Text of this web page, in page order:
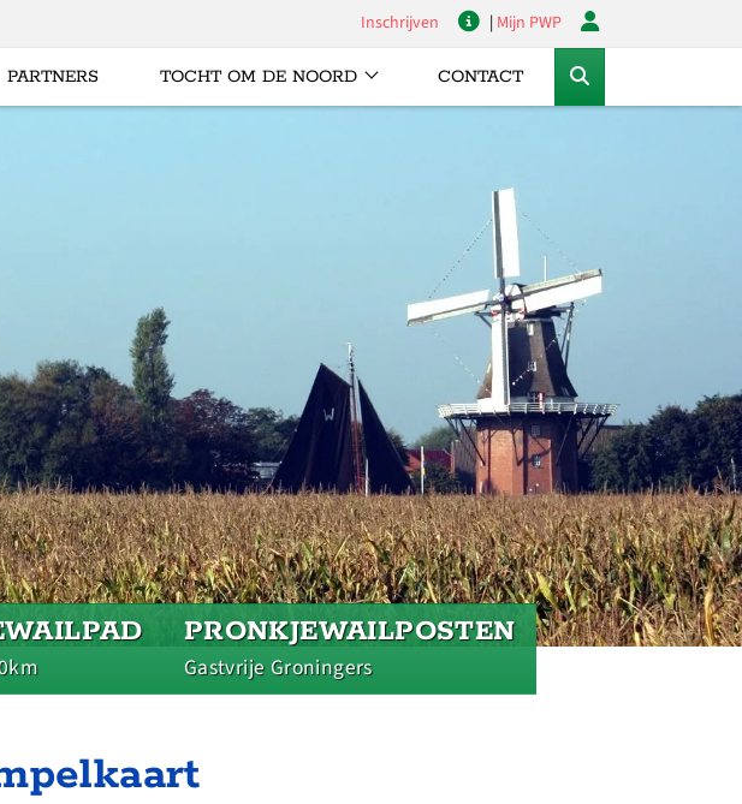
Inschrijven | Mijn PWP
PARTNERS TOCHT OM DE NOORD CONTACT
PRONKJEWAILPOSTEN
Gastvrije Groningers